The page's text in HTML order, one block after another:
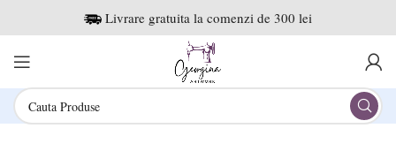
Livrare gratuita la comenzi de 300 lei